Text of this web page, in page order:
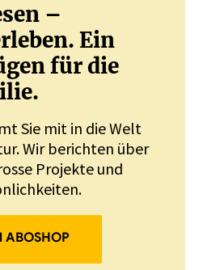
–
Ein
für die
Sie mit in die Welt
Wir berichten über
Projekte und
ABOSHOP